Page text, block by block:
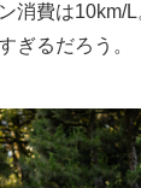
消費は10km/
ぎるだろう。